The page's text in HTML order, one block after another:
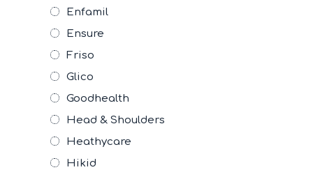
Enfamil
Ensure
Friso
Glico
Goodhealth
Head & Shoulders
Heathycare
Hikid